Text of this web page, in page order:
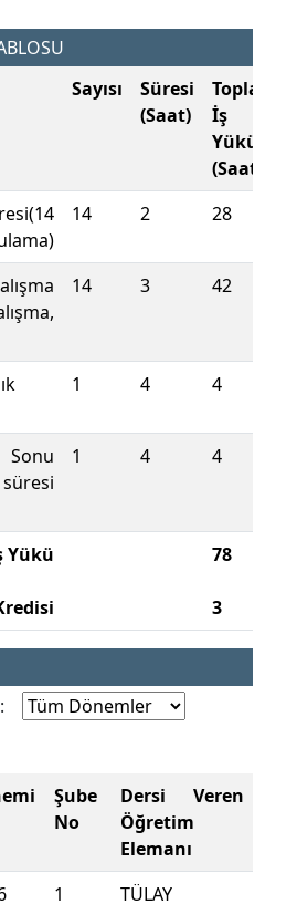
Sayısı
Süresi
(Saat)
Toplam
İş
Yükü
(Saat)
14 2 28
14 3 42
1 4 4
1 4 4
Yükü 78
3
Şube
No
Dersi Veren
Öğretim
Elemanı
1 TÜLAY